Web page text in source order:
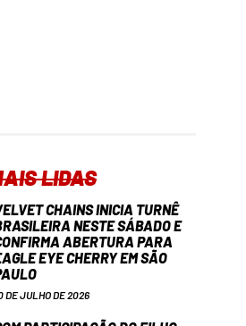
LIDAS
CHAINS INICIA TURNÊ
NESTE SÁBADO E
ABERTURA PARA
EYE CHERRY EM SÃO
DE JULHO DE 2026